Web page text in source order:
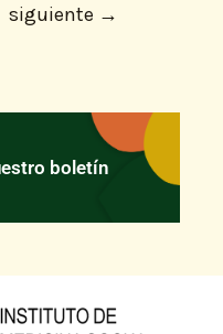
siguiente →
boletín